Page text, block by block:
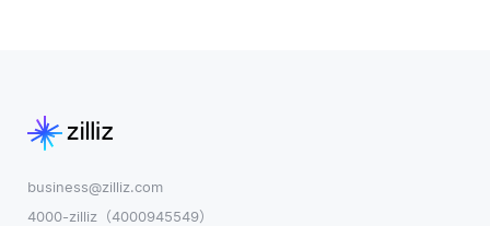
business@zilliz.com
4000-zilliz（4000945549）